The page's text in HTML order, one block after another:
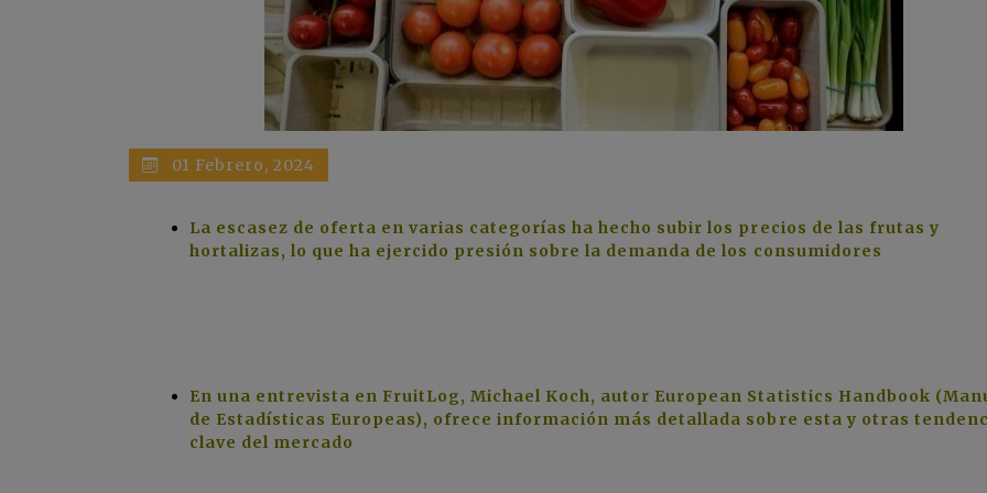
01 Febrero, 2024
La escasez de oferta en varias categorías ha hecho subir los precios de las frutas y
hortalizas, lo que ha ejercido presión sobre la demanda de los consumidores
En una entrevista en FruitLog, Michael Koch, autor European Statistics Handbook
de Estadísticas Europeas), ofrece información más detallada sobre esta y otras
clave del mercado